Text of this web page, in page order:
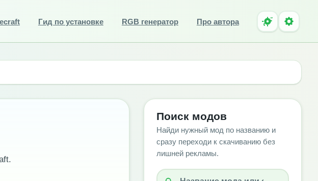
Гид по установке RGB генератор Про автора
Поиск модов
Найди нужный мод по названию и
сразу переходи к скачиванию без
лишней рекламы.